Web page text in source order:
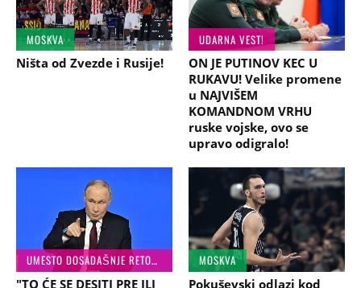
MOSKVA
Ništa od Zvezde i Rusije!
UDARNA VEST!
ON JE PUTINOV KEC U
RUKAVU! Velike promene
u NAJVIŠEM
KOMANDNOM VRHU
ruske vojske, ovo se
upravo odigralo!
UMESTO DOSADAŠNJE RETORIKE...
"TO ĆE SE DESITI PRE ILI
MOSKVA
Pokuševski odlazi kod